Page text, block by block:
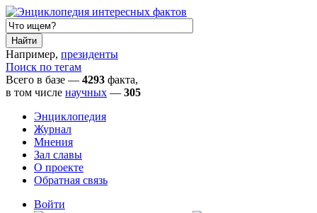
Например, президенты
Поиск по тегам
Всего в базе — 4293 факта,
в том числе научных — 305
Энциклопедия
Журнал
Мнения
Зал славы
О проекте
Обратная связь
Войти